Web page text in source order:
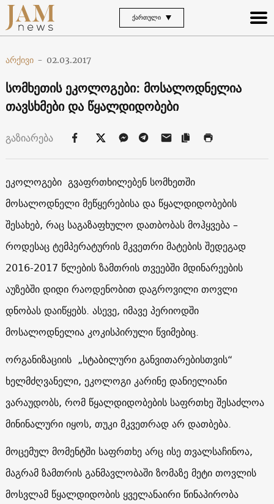
ᲥᲐᲠᲗᲣᲚᲘ
არქივი - 02.03.2017
სომხეთის ეკოლოგები: მოსალოდნელია
თავსხმები და წყალდიდობები
გაზიარება
ეკოლოგები გვაფრთხილებენ სომხეთში
მოსალოდნელი მეწყერებისა და წყალდიდობების
შესახებ, რაც საგაზაფხულო დათბობას მოჰყვება –
როდესაც ტემპერატურის მკვეთრი მატების შედეგად
2016-2017 წლების ზამთრის თვეებში მდინარეების
აუზებში დიდი რაოდენობით დაგროვილი თოვლი
დნობას დაიწყებს. ასევე, იმავე პერიოდში
მოსალოდნელია კოკისპირული წვიმებიც.
ორგანიზაციის „სტაბილური განვითარებისთვის“
ხელმძღვანელი, ეკოლოგი კარინე დანიელიანი
ვარაუდობს, რომ წყალდიდობების საფრთხე შესაძლოა
მინინალური იყოს, თუკი მკვეთრად არ დათბება.
მოცემულ მომენტში საფრთხე არც ისე თვალსაჩინოა,
მაგრამ ზამთრის განმავლობაში ზომაზე მეტი თოვლის
მოსვლამ წყალდიდობის ყველანაირი წინაპირობა